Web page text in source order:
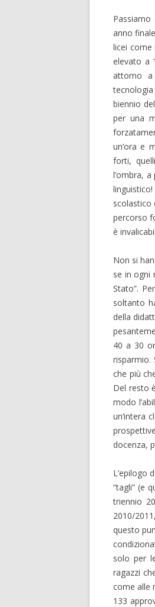
anno
licei come
elevato a
attorno a
biennio
per una
un’ora e
forti,
l’ombra,
scolastico
percorso
è
Non si
se in ogni
Stato”.
soltanto
della
40 a 30
risparmio.
che più
Del resto
modo
un’intera
docenza,
L’epilogo
“tagli” (e
triennio
2010/
questo
solo per
ragazzi
come alle
133